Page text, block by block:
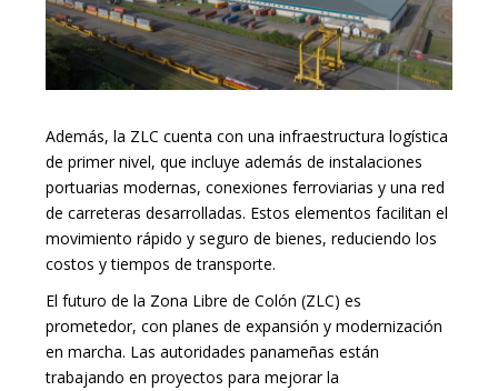
Además, la ZLC cuenta con una infraestructura logística
de primer nivel, que incluye además de instalaciones
portuarias modernas, conexiones ferroviarias y una red
de carreteras desarrolladas. Estos elementos facilitan el
movimiento rápido y seguro de bienes, reduciendo los
costos y tiempos de transporte.
El futuro de la Zona Libre de Colón (ZLC) es
prometedor, con planes de expansión y modernización
en marcha. Las autoridades panameñas están
trabajando en proyectos para mejorar la